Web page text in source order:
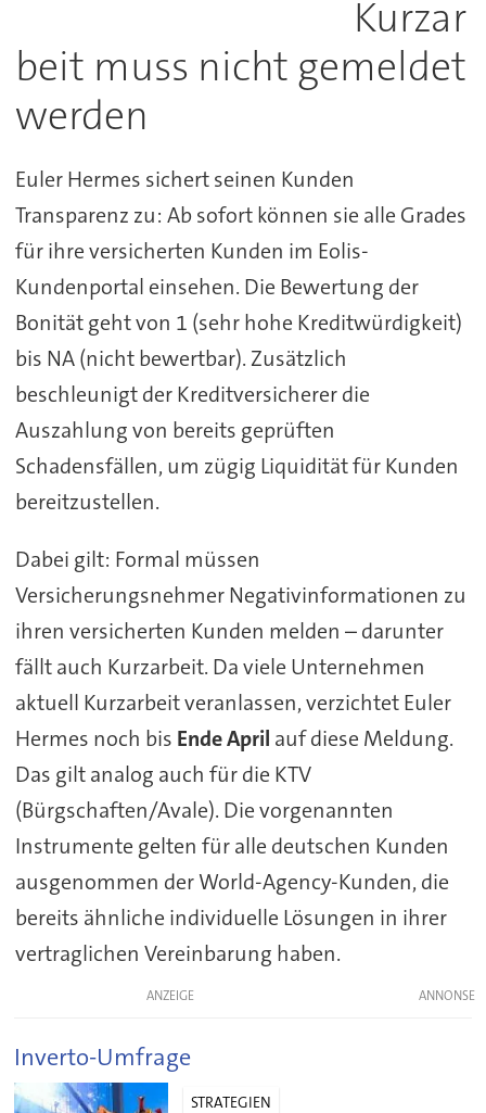
Kurzar
beit muss nicht gemeldet
werden
Euler Hermes sichert seinen Kunden
Transparenz zu: Ab sofort können sie alle Grades
für ihre versicherten Kunden im Eolis-
Kundenportal einsehen. Die Bewertung der
Bonität geht von 1 (sehr hohe Kreditwürdigkeit)
bis NA (nicht bewertbar). Zusätzlich
beschleunigt der Kreditversicherer die
Auszahlung von bereits geprüften
Schadensfällen, um zügig Liquidität für Kunden
bereitzustellen.
Dabei gilt: Formal müssen
Versicherungsnehmer Negativinformationen zu
ihren versicherten Kunden melden – darunter
fällt auch Kurzarbeit. Da viele Unternehmen
aktuell Kurzarbeit veranlassen, verzichtet Euler
Hermes noch bis Ende April auf diese Meldung.
Das gilt analog auch für die KTV
(Bürgschaften/Avale). Die vorgenannten
Instrumente gelten für alle deutschen Kunden
ausgenommen der World-Agency-Kunden, die
bereits ähnliche individuelle Lösungen in ihrer
vertraglichen Vereinbarung haben.
ANZEIGE
Inverto-Umfrage
STRATEGIEN